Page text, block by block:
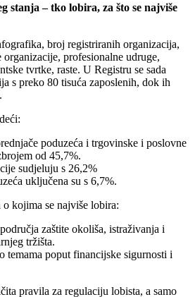
stanja – tko lobira, za što se najviše
broj registriranih organizacija,
profesionalne udruge,
tvrtke, raste. U Registru se sada
s preko 80 tisuća zaposlenih, dok ih
poduzeća i trgovinske i poslovne
od 45,7%.
sudjeluju s 26,2%
uključena su s 6,7%.
kojima se najviše lobira:
zaštite okoliša, istraživanja i
tržišta.
temama poput financijske sigurnosti i
pravila za regulaciju lobista, a samo